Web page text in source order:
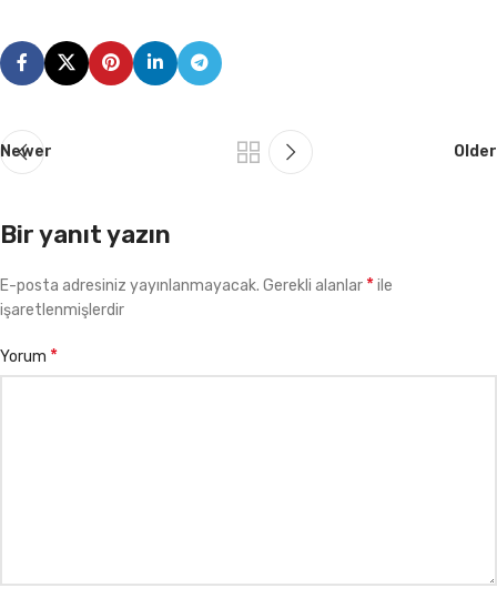
Newer Older
Bir yanıt yazın
E-posta adresiniz yayınlanmayacak. Gerekli alanlar *ile
işaretlenmişlerdir
Yorum *